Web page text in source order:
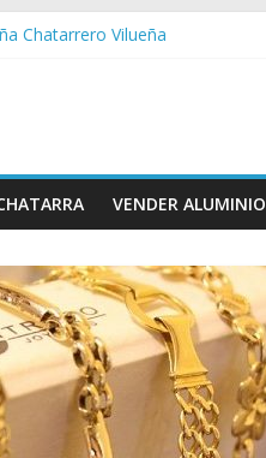
Chatarrero Vilueña
Zaida
Chatarrero Vistabella
VENDER ALUMINIO